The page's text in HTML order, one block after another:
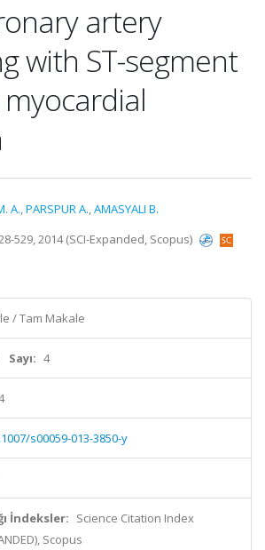
artery
with ST-segment
A.,PARSPUR A.,AMASYALI B.
529, 2014 (SCI-Expanded, Scopus)
/ Tam Makale
Sayı: 4
s00059-013-3850-y
İndeksler: Science Citation Index
Scopus